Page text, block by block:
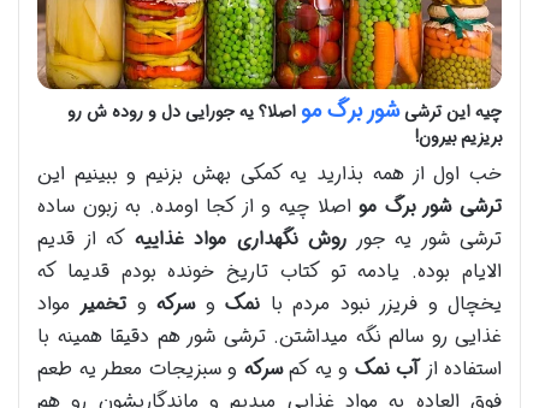
چیه این ترشیشور برگ مو اصلا؟ یه جورایی دل و روده ش رو
بریزیم بیرون!
خب اول از همه بذارید یه کمکی بهش بزنیم و ببینیم این
ترشی شور برگ مواصلا چیه و از کجا اومده. به زبون ساده
ترشی شور یه جور روش نگهداری مواد غذاییه که از قدیم
الایام بوده. یادمه تو کتاب تاریخ خونده بودم قدیما که
یخچال و فریزر نبود مردم با نمکوسرکهو تخمیر مواد
غذایی رو سالم نگه میداشتن. ترشی شور هم دقیقا همینه با
استفاده ازآب نمک و یه کمسرکه و سبزیجات معطر یه طعم
فوق العاده به مواد غذایی میدیم و ماندگاریشون رو هم